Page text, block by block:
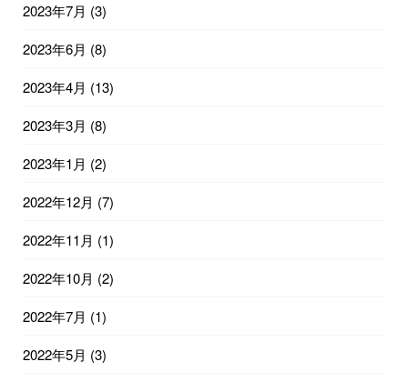
2023年7月 (3)
2023年6月 (8)
2023年4月 (13)
2023年3月 (8)
2023年1月 (2)
2022年12月 (7)
2022年11月 (1)
2022年10月 (2)
2022年7月 (1)
2022年5月 (3)